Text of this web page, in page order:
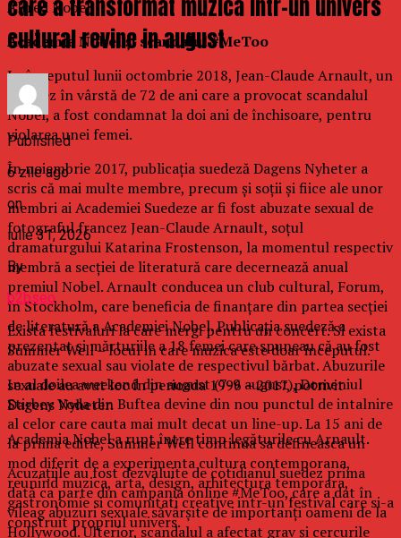
Alfred Nobel.
Academia Nobel şi scandalul #MeToo
La începutul lunii octombrie 2018, Jean-Claude Arnault, un
francez în vârstă de 72 de ani care a provocat scandalul
Nobel, a fost condamnat la doi ani de închisoare, pentru
violarea unei femei.
În noiembrie 2017, publicaţia suedeză Dagens Nyheter a
scris că mai multe membre, precum şi soţii şi fiice ale unor
membri ai Academiei Suedeze ar fi fost abuzate sexual de
fotograful francez Jean-Claude Arnault, soţul
dramaturgului Katarina Frostenson, la momentul respectiv
membră a secţiei de literatură care decernează anual
premiul Nobel. Arnault conducea un club cultural, Forum,
în Stockholm, care beneficia de finanţare din partea secţiei
de literatură a Academiei Nobel. Publicaţia suedeză a
prezentat şi mărturiile a 18 femei care spuneau că au fost
abuzate sexual sau violate de respectivul bărbat. Abuzurile
sexuale au avut loc în perioada 1996 – 2017, potrivit
Dagens Nyheter.
Academia Nobel a rupt între timp legăturile cu Arnault.
Acuzaţiile au fost dezvăluite de cotidianul suedez prima
dată ca parte din campania online #MeToo, care a dat în
vileag abuzuri sexuale săvârşite de importanţi oameni de la
Hollywood. Ulterior, scandalul a afectat grav şi cercurile
care a transformat muzica intr-un univers
cultural revine in august
Published
6 zile ago
on
iulie 31, 2026
By
b2bseo
Exista festivaluri la care mergi pentru un concert. Si exista
Summer Well – locul in care muzica este doar inceputul.
In al doilea weekend din august (7-9 august), Domeniul
Stirbey Voda din Buftea devine din nou punctul de intalnire
al celor care cauta mai mult decat un line-up. La 15 ani de
la prima editie, Summer Well continua sa defineasca un
mod diferit de a experimenta cultura contemporana,
reunind muzica, arta, design, arhitectura temporara,
gastronomie si comunitati creative intr-un festival care si-a
construit propriul univers.